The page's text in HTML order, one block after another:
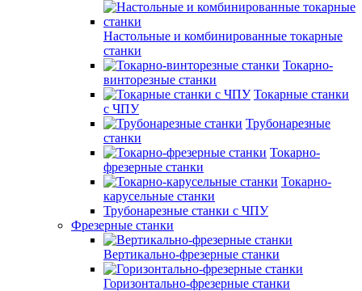
Настольные и комбинированные токарные
станки
Токарно-
винторезные станки
Токарные станки
с ЧПУ
Трубонарезные
станки
Токарно-
фрезерные станки
Токарно-
карусельные станки
Трубонарезные станки с ЧПУ
Фрезерные станки
Вертикально-фрезерные станки
Горизонтально-фрезерные станки